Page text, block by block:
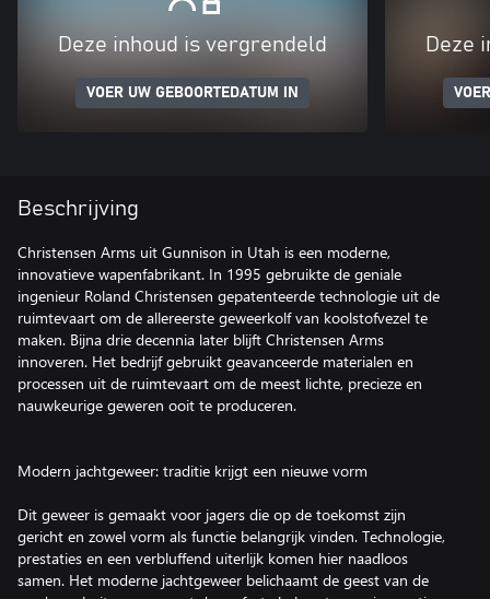
Deze inhoud is vergrendeld
VOER UW GEBOORTEDATUM IN
Deze
Beschrijving
Christensen Arms uit Gunnison in Utah is een moderne,
innovatieve wapenfabrikant. In 1995 gebruikte de geniale
ingenieur Roland Christensen gepatenteerde technologie uit de
ruimtevaart om de allereerste geweerkolf van koolstofvezel te
maken. Bijna drie decennia later blijft Christensen Arms
innoveren. Het bedrijf gebruikt geavanceerde materialen en
processen uit de ruimtevaart om de meest lichte, precieze en
nauwkeurige geweren ooit te produceren.
Modern jachtgeweer: traditie krijgt een nieuwe vorm
Dit geweer is gemaakt voor jagers die op de toekomst zijn
gericht en zowel vorm als functie belangrijk vinden. Technologie,
prestaties en een verbluffend uiterlijk komen hier naadloos
samen. Het moderne jachtgeweer belichaamt de geest van de